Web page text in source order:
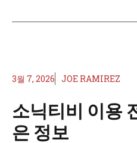
3월 7, 2026 JOE RAMIREZ
소닉티비 이용
은 정보